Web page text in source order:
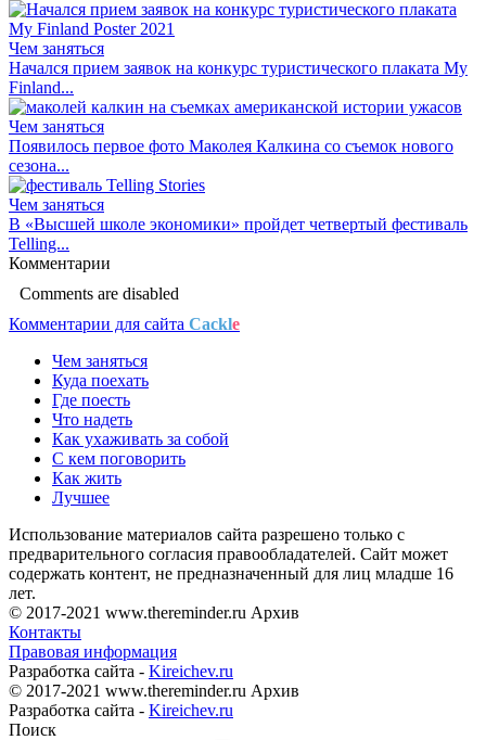
Чем заняться
Начался прием заявок на конкурс туристического плаката My
Finland...
Чем заняться
Появилось первое фото Маколея Калкина со съемок нового
сезона...
Чем заняться
В «Высшей школе экономики» пройдет четвертый фестиваль
Telling...
Комментарии
Comments are disabled
Комментарии для сайта Cackle
Чем заняться
Куда поехать
Где поесть
Что надеть
Как ухаживать за собой
С кем поговорить
Как жить
Лучшее
Использование материалов сайта разрешено только с
предварительного согласия правообладателей. Сайт может
содержать контент, не предназначенный для лиц младше 16
лет.
© 2017-2021 www.thereminder.ru Архив
Контакты
Правовая информация
Разработка сайта - Kireichev.ru
© 2017-2021 www.thereminder.ru Архив
Разработка сайта - Kireichev.ru
Поиск